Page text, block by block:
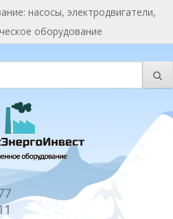
насосы, электродвигатели,
оборудование